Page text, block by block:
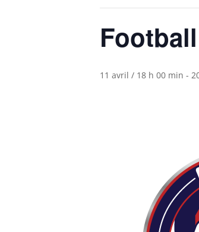
11 avril / 18 h 00 min -